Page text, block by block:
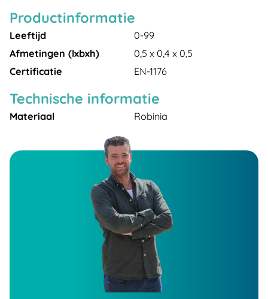
Productinformatie
Leeftijd
0-99
Afmetingen (lxbxh)
0,5 x 0,4 x 0,5
Certificatie
EN-1176
Technische informatie
Materiaal Robinia